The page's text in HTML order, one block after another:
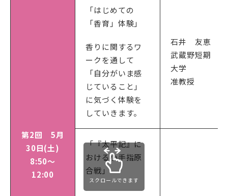
第2回 5月
30日(土)
8:50～
12:00
「はじめての
「香育」体験」
香りに関するワ
ークを通して
「自分がいま感
じていること」
に気づく体験を
していきます。
石井 友恵
武蔵野短期
大学
准教授
「『太平記』に
おける小手指原
合戦」
スクロールできます